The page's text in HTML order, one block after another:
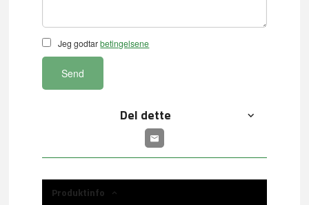
Jeg godtarbetingelsene
Send
Del dette
Produktinfo